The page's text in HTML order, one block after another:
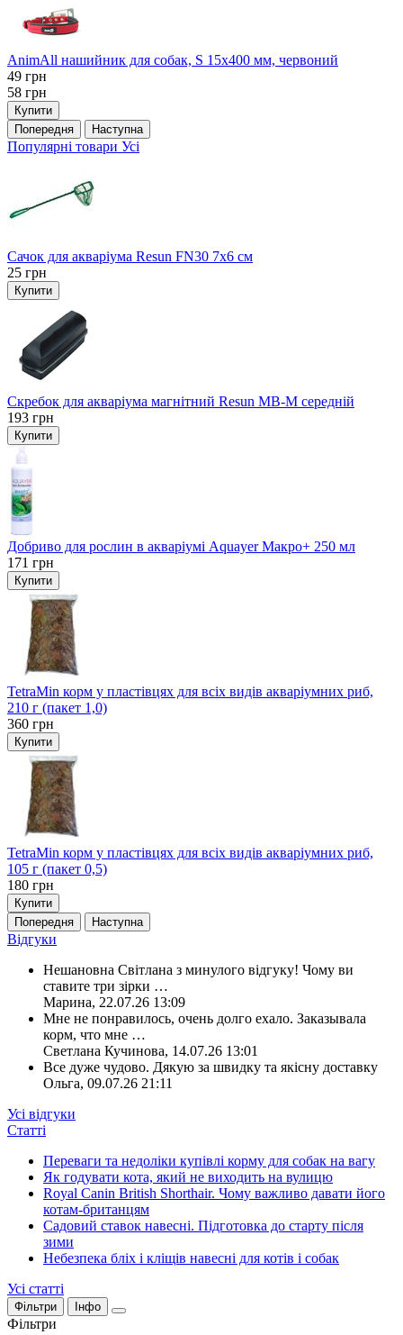
AnimAll нашийник для собак, S 15х400 мм, червоний
49 грн
58 грн
Купити
Попередня
Наступна
Популярні товари Усі
Сачок для акваріума Resun FN30 7х6 см
25 грн
Купити
Скребок для акваріума магнітний Resun MB-M середній
193 грн
Купити
Добриво для рослин в акваріумі Aquayer Макро+ 250 мл
171 грн
Купити
TetraMin корм у пластівцях для всіх видів акваріумних риб,
210 г (пакет 1,0)
360 грн
Купити
TetraMin корм у пластівцях для всіх видів акваріумних риб,
105 г (пакет 0,5)
180 грн
Купити
Попередня
Наступна
Відгуки
Нешановна Світлана з минулого відгуку! Чому ви
ставите три зірки …
Марина, 22.07.26 13:09
Мне не понравилось, очень долго ехало. Заказывала
корм, что мне …
Светлана Кучинова, 14.07.26 13:01
Все дуже чудово. Дякую за швидку та якісну доставку
Ольга, 09.07.26 21:11
Усі відгуки
Статті
Переваги та недоліки купівлі корму для собак на вагу
Як годувати кота, який не виходить на вулицю
Royal Canin British Shorthair. Чому важливо давати його
котам-британцям
Садовий ставок навесні. Підготовка до старту після
зими
Небезпека бліх і кліщів навесні для котів і собак
Усі статті
Фільтри Інфо
Фільтри